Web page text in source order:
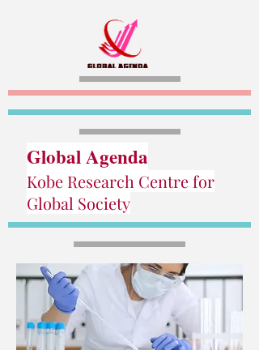
Global Agenda
Kobe Research Centre for
Global Society